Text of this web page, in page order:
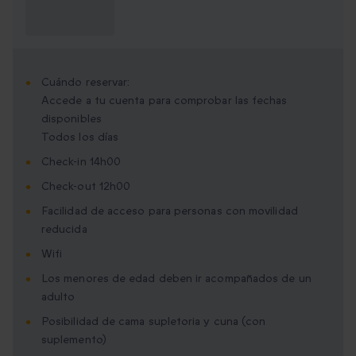
Cuándo reservar:
Accede a tu cuenta para comprobar las fechas
disponibles
Todos los días
Check-in 14h00
Check-out 12h00
Facilidad de acceso para personas con movilidad
reducida
Wifi
Los menores de edad deben ir acompañados de un
adulto
Posibilidad de cama supletoria y cuna (con
suplemento)